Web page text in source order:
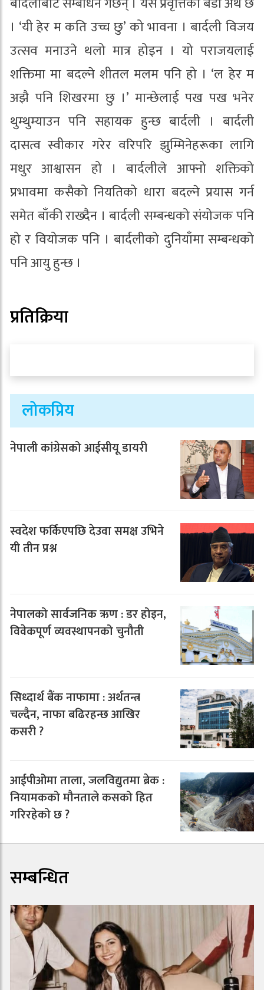
। ‘यी हेर म कति उच्च छु’ को भावना । बार्दली विजय
उत्सव मनाउने थलो मात्र होइन । यो पराजयलाई
शक्तिमा मा बदल्ने शीतल मलम पनि हो । ‘ल हेर म
अझै पनि शिखरमा छु ।’ मान्छेलाई पख पख भनेर
थुम्थुम्याउन पनि सहायक हुन्छ बार्दली । बार्दली
दासत्व स्वीकार गरेर वरिपरि झुम्मिनेहरूका लागि
मधुर आश्वासन हो । बार्दलीले आफ्नो शक्तिको
प्रभावमा कसैको नियतिको धारा बदल्ने प्रयास गर्न
समेत बाँकी राख्दैन । बार्दली सम्बन्धको संयोजक पनि
हो र वियोजक पनि । बार्दलीको दुनियाँमा सम्बन्धको
पनि आयु हुन्छ ।
प्रतिक्रिया
लोकप्रिय
नेपाली कांग्रेसको आईसीयू डायरी
स्वदेश फर्किएपछि देउवा समक्ष उभिने
यी तीन प्रश्न
नेपालको सार्वजनिक ऋण : डर होइन,
विवेकपूर्ण व्यवस्थापनको चुनौती
सिध्दार्थ बैंक नाफामा : अर्थतन्त्र
चल्दैन, नाफा बढिरहन्छ आखिर
कसरी ?
आईपीओमा ताला, जलविद्युतमा ब्रेक :
नियामकको मौनताले कसको हित
गरिरहेको छ ?
सम्बन्धित